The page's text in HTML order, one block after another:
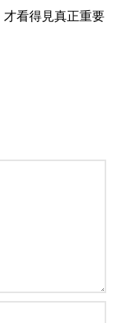
看得見真正重要